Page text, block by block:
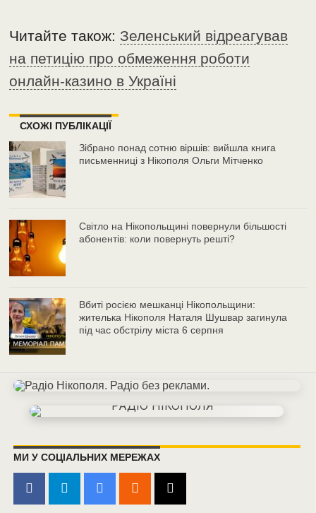
Читайте також: Зеленський відреагував
на петицію про обмеження роботи
онлайн-казино в Україні
СХОЖІ ПУБЛІКАЦІЇ
Зібрано понад сотню віршів: вийшла книга
письменниці з Нікополя Ольги Мітченко
Світло на Нікопольщині повернули більшості
абонентів: коли повернуть решті?
Вбиті росією мешканці Нікопольщини:
жителька Нікополя Наталя Шушвар загинула
під час обстрілу міста 6 серпня
МИ У СОЦІАЛЬНИХ МЕРЕЖАХ